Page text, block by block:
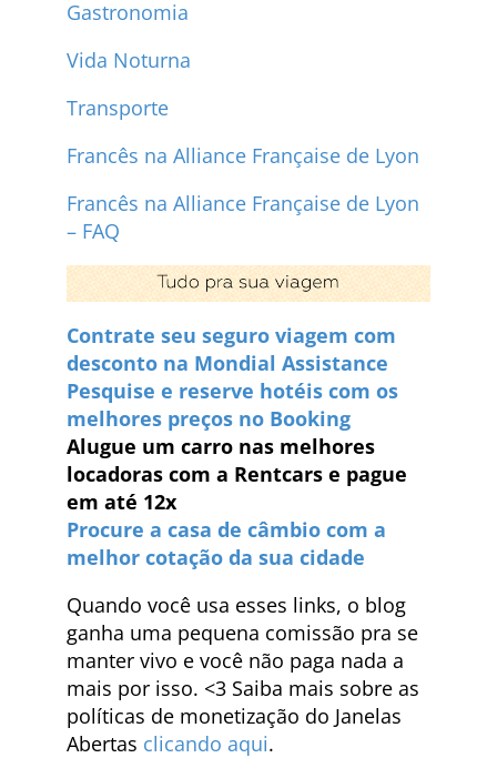
Gastronomia
Vida Noturna
Transporte
Francês na Alliance Française de Lyon
Francês na Alliance Française de Lyon
– FAQ
Contrate seu seguro viagem com
desconto na Mondial Assistance
Pesquise e reserve hotéis com os
melhores preços no Booking
Alugue um carro nas melhores
locadoras com a Rentcars e pague
em até 12x
Procure a casa de câmbio com a
melhor cotação da sua cidade
Quando você usa esses links, o blog
ganha uma pequena comissão pra se
manter vivo e você não paga nada a
mais por isso. <3 Saiba mais sobre as
políticas de monetização do Janelas
Abertas clicando aqui.